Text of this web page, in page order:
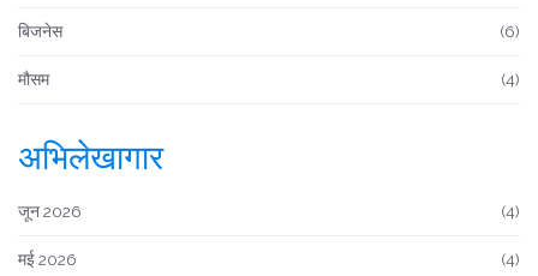
बिजनेस (6)
मौसम (4)
अभिलेखागार
जून 2026 (4)
मई 2026 (4)